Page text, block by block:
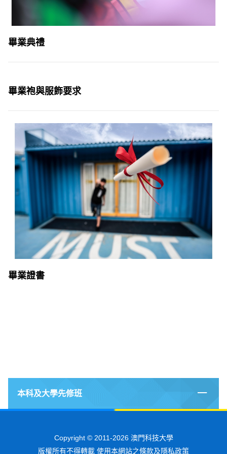
畢業典禮
畢業袍與服飾要求
畢業證書
本科及大學先修班
Copyright © 2011-2026 澳門科技大學
版權所有不得轉載 使用本網站之條款及隱私政策